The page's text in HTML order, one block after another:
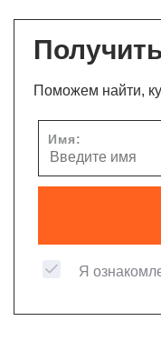
Поможем найти,
Имя:
Я